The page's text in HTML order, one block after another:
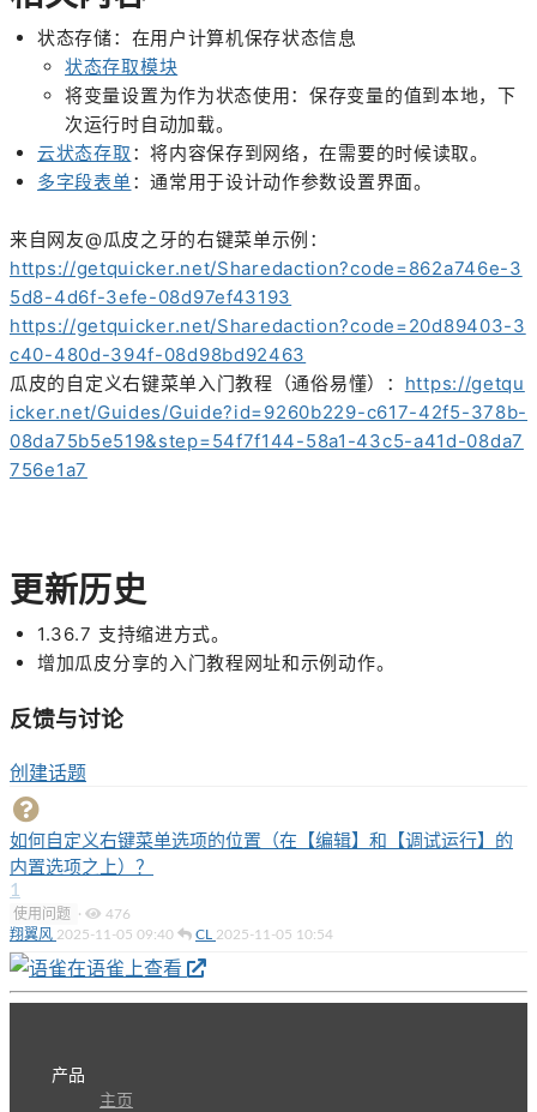
状态存储：在用户计算机保存状态信息
状态存取模块
将变量设置为作为状态使用：保存变量的值到本地，下
次运行时自动加载。
云状态存取 ：将内容保存到网络，在需要的时候读取。
多字段表单：通常用于设计动作参数设置界面。
来自网友@瓜皮之牙的右键菜单示例：
https://getquicker.net/Sharedaction?code=862a746e-3
5d8-4d6f-3efe-08d97ef43193
https://getquicker.net/Sharedaction?code=20d89403-3
c40-480d-394f-08d98bd92463
瓜皮的自定义右键菜单入门教程（通俗易懂）： https://getqu
icker.net/Guides/Guide?id=9260b229-c617-42f5-378b-
08da75b5e519&step=54f7f144-58a1-43c5-a41d-08da7
756e1a7
更新历史
1.36.7 支持缩进方式。
增加瓜皮分享的入门教程网址和示例动作。
反馈与讨论
创建话题
如何自定义右键菜单选项的位置（在【编辑】和【调试运行】的
内置选项之上）？
1
使用问题 ·
476
翔翼风 2025-11-05 09:40 CL 2025-11-05 10:54
在语雀上查看
产品
主页